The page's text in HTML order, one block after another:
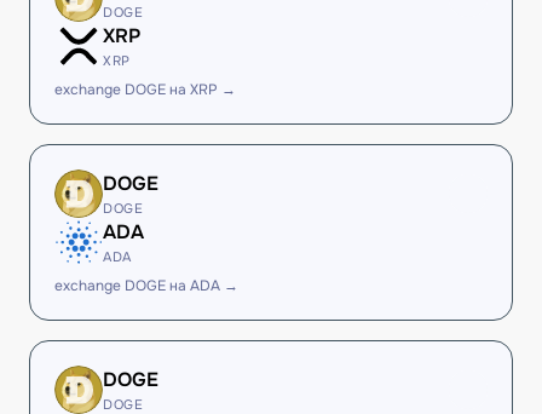
DOGE
XRP
XRP
exchange DOGE на XRP →
DOGE
DOGE
ADA
ADA
exchange DOGE на ADA →
DOGE
DOGE